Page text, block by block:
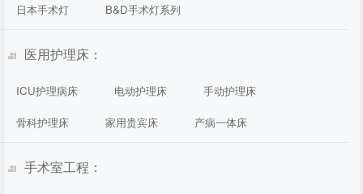
日本手术灯 B&D手术灯系列
医用护理床：
ICU护理病床 电动护理床 手动护理床
骨科护理床 家用贵宾床 产病一体床
手术室工程：